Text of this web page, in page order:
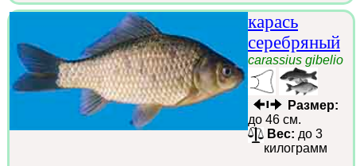
карась
серебряный
carassius gibelio
Размер:
до 46 см.
Вес: до 3
килограмм